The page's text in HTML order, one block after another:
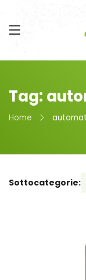
Tag:
Home
Sottocategorie: